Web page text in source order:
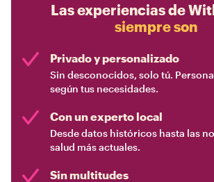
Las experiencias de
siempre son
Privado y personalizado
Sin desconocidos, solo tú.
según tus necesidades.
Con un experto local
Desde datos históricos hasta las
salud más actuales.
Sin multitudes